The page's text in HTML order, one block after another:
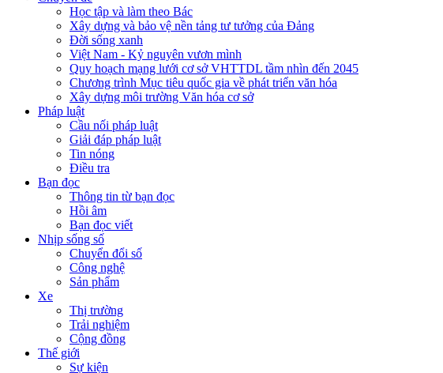
Học tập và làm theo Bác
Xây dựng và bảo vệ nền tảng tư tưởng của Đảng
Đời sống xanh
Việt Nam - Kỷ nguyên vươn mình
Quy hoạch mạng lưới cơ sở VHTTDL tầm nhìn đến 2045
Chương trình Mục tiêu quốc gia về phát triển văn hóa
Xây dựng môi trường Văn hóa cơ sở
Pháp luật
Cầu nối pháp luật
Giải đáp pháp luật
Tin nóng
Điều tra
Bạn đọc
Thông tin từ bạn đọc
Hồi âm
Bạn đọc viết
Nhịp sống số
Chuyển đổi số
Công nghệ
Sản phẩm
Xe
Thị trường
Trải nghiệm
Cộng đồng
Thế giới
Sự kiện